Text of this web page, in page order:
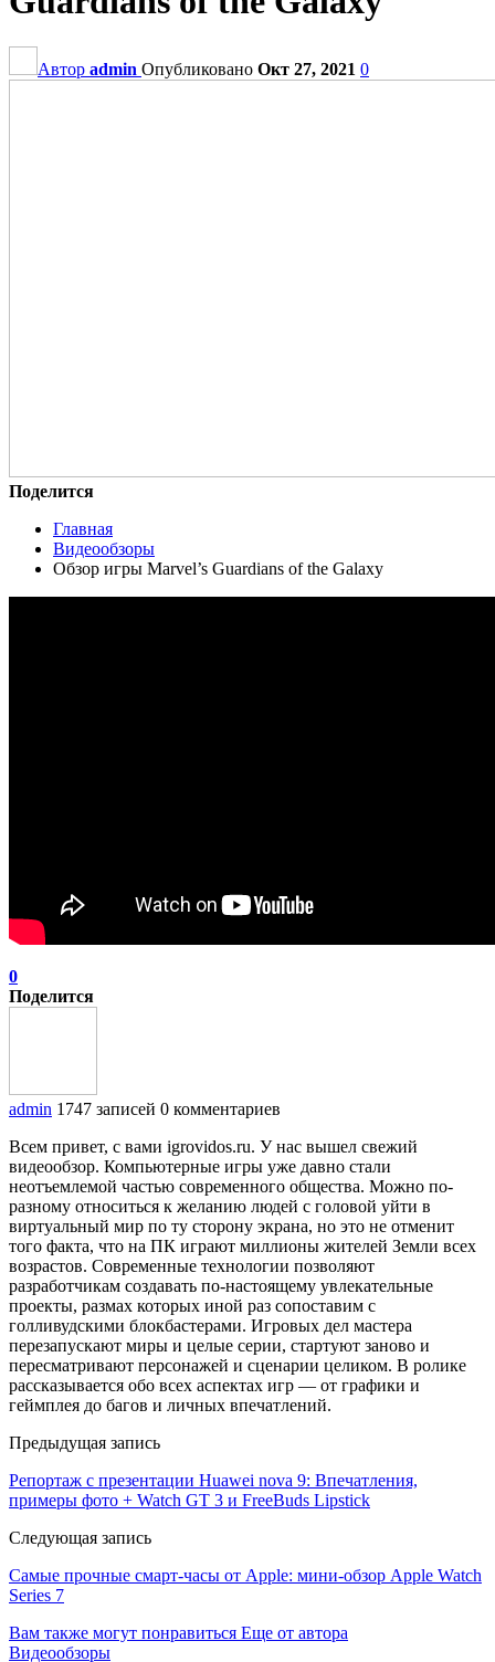
Автор admin Опубликовано Окт 27, 2021 0
Поделится
Главная
Видеообзоры
Обзор игры Marvel’s Guardians of the Galaxy
0
Поделится
admin 1747 записей 0 комментариев
Всем привет, с вами igrovidos.ru. У нас вышел свежий
видеообзор. Компьютерные игры уже давно стали
неотъемлемой частью современного общества. Можно по-
разному относиться к желанию людей с головой уйти в
виртуальный мир по ту сторону экрана, но это не отменит
того факта, что на ПК играют миллионы жителей Земли всех
возрастов. Современные технологии позволяют
разработчикам создавать по-настоящему увлекательные
проекты, размах которых иной раз сопоставим с
голливудскими блокбастерами. Игровых дел мастера
перезапускают миры и целые серии, стартуют заново и
пересматривают персонажей и сценарии целиком. В ролике
рассказывается обо всех аспектах игр — от графики и
геймплея до багов и личных впечатлений.
Предыдущая запись
Репортаж с презентации Huawei nova 9: Впечатления,
примеры фото + Watch GT 3 и FreeBuds Lipstick
Следующая запись
Самые прочные смарт-часы от Apple: мини-обзор Apple Watch
Series 7
Вам также могут понравиться Еще от автора
Видеообзоры